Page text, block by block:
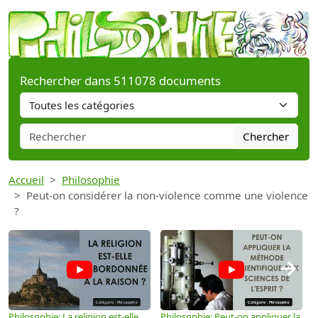
Rechercher dans 511078 documents
Chercher
Accueil
Philosophie
Peut-on considérer la non-violence comme une violence
?
→